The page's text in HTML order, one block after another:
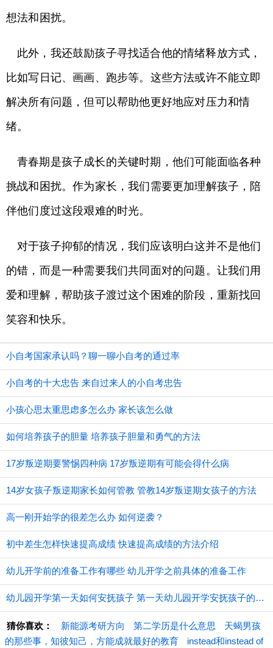
想法和困扰。
此外，我还鼓励孩子寻找适合他的情绪释放方式，
比如写日记、画画、跑步等。这些方法或许不能立即
解决所有问题，但可以帮助他更好地应对压力和情
绪。
青春期是孩子成长的关键时期，他们可能面临各种
挑战和困扰。作为家长，我们需要更加理解孩子，陪
伴他们度过这段艰难的时光。
对于孩子抑郁的情况，我们应该明白这并不是他们
的错，而是一种需要我们共同面对的问题。让我们用
爱和理解，帮助孩子渡过这个困难的阶段，重新找回
笑容和快乐。
小自考国家承认吗？聊一聊小自考的通过率
小自考的十大忠告 来自过来人的小自考忠告
小孩心思太重思虑多怎么办 家长该怎么做
如何培养孩子的胆量 培养孩子胆量和勇气的方法
17岁叛逆期要警惕四种病 17岁叛逆期有可能会得什么病
14岁女孩子叛逆期家长如何管教 管教14岁叛逆期女孩子的方法
高一刚开始学的很差怎么办 如何逆袭？
初中差生怎样快速提高成绩 快速提高成绩的方法介绍
幼儿开学前的准备工作有哪些 幼儿开学之前具体的准备工作
幼儿园开学第一天如何安抚孩子 第一天幼儿园开学安抚孩子的注意事项
猜你喜欢： 新能源考研方向 第二学历是什么意思
天蝎男孩
的那些事，知彼知己，方能成就最好的教育
instead和instead of